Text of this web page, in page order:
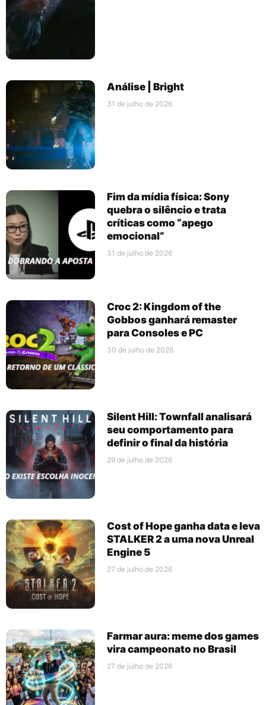
Análise | Bright
31 de julho de 2026
Fim da mídia física: Sony
quebra o silêncio e trata
críticas como “apego
emocional”
31 de julho de 2026
Croc 2: Kingdom of the
Gobbos ganhará remaster
para Consoles e PC
30 de julho de 2026
Silent Hill: Townfall analisará
seu comportamento para
definir o final da história
29 de julho de 2026
Cost of Hope ganha data e leva
STALKER 2 a uma nova Unreal
Engine 5
27 de julho de 2026
Farmar aura: meme dos games
vira campeonato no Brasil
27 de julho de 2026